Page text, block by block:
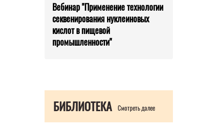
Вебинар "Применение технологии
секвенирования нуклеиновых
кислот в пищевой
промышленности"
БИБЛИОТЕКА Смотреть далее